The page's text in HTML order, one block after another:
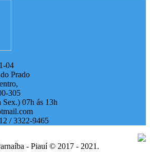
04
Prado
305
Sex.) 07h ás 13h
/ 3322-9465
- Piauí © 2017 - 2021.